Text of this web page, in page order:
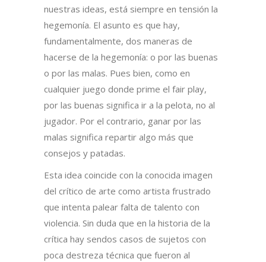
nuestras ideas, está siempre en tensión la
hegemonía. El asunto es que hay,
fundamentalmente, dos maneras de
hacerse de la hegemonía: o por las buenas
o por las malas. Pues bien, como en
cualquier juego donde prime el fair play,
por las buenas significa ir a la pelota, no al
jugador. Por el contrario, ganar por las
malas significa repartir algo más que
consejos y patadas.
Esta idea coincide con la conocida imagen
del crítico de arte como artista frustrado
que intenta palear falta de talento con
violencia. Sin duda que en la historia de la
crítica hay sendos casos de sujetos con
poca destreza técnica que fueron al